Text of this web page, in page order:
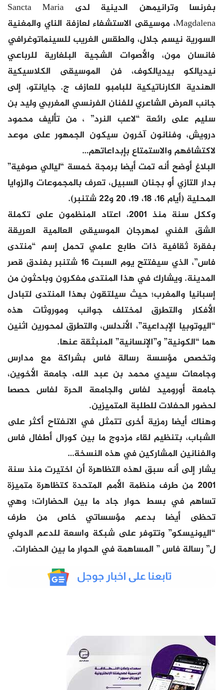
بفرنسا وترانيمهن الدينية لدى Sancta Maria
Magdalena، موسيقى الاستشفاء لعازفة الناي والمغنية
السورية نيسم جلال، والطقس الغريب للسينماتوغرافي
فانسان مون، والأصوات الشجية البلغارية للرباعي
نيديالكو بيديالكوف، فن الموسيقى الكلاسيكية
الهندية الكارناتيكية للبامبو للعازف ج. جايانتو، إلى
جانب العرض الشاعري للفنان الفرنسي المغربي وليد بن
سليم على رائعة “لاعب النرد” ، من تأليف محمود
درويش، وفنانون آخرون سيكون الجمهور على موعد
لاكتشافهم والاستمتاع بإبداعاتهم…
البلاغ أوضح أنه تمت أيضا برمجة خمسة “ليالي صوفية”
بدار التازي أو بجنان السبيل، تعرف بالمجموعات والزوايا
المحلية (أيام 16، 18، 19، 20 و22 شتنبر).
وككل سنة منذ 2001، اعتاد المنظمون على تكملة
الشق الفني لمهرجان الموسيقى العالمية العريقة
بفقرة ثقافية ذات طابع علمي تحمل إسم “منتدى
فاس”، الذي سيفتتح يوم السبت 16 شتنبر بفندق قصر
المدينة. ويشارك في هذا المنتدى مفكرون وباحثون من
إسبانيا والمغرب؛ حيث سيلتقون بهذا المنتدى لتبادل
الأفكار والتطرق لمختلف جوانب وموروثات هذه
“اليوتوبيا الإبداعية”، الأندلس، والتطرق لمحورين اثنين
هما “الكونية” و”الإنسانية” المنبثقة عنها.
وتخصص مؤسسة رسالة فاس بشراكة مع مدارس
وجامعات سيدي محمد بن عبد الله، جامعة الأخوين،
جامعة أوروميد لفاس والجامعة الحرة لفاس حصصا
لحضور الحفلات للطلبة المتميزين.
وهناك أيضا رمزية أخرى تتمثل في الانفتاح أكثر على
الشباب، بتنظيم لقاء مزدوج ما بين كورال أطفال فاس
والفنانين المشاركين في هذه النسخة…
يشار إلى أنه سبق لهذه التظاهرة أن اختيرت منذ سنة
2001 من طرف منظمة الأمم المتحدة كتظاهرة متميزة
تساهم في بسط حوار جاد ما بين الحضارات؛ وهي
تحظى أيضا بدعم مؤسساتي خاص من طرف
“اليونيسكو” وتتوفر على شبكة واسعة للدعم الدولي
ل” رسالة فاس ” المساهمة في الحوار ما بين الحضارات.